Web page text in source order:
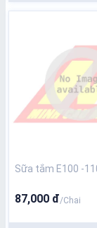
Sữa tắm E100 -
87,000 đ/Chai